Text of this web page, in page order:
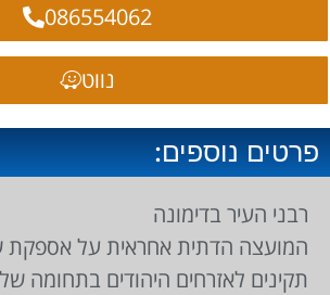
086554062
נווט
פרטים נוספים:
רבני העיר בדימונה
המועצה הדתית אחראית על אספקת
תקינים לאזרחים היהודים בתחומה